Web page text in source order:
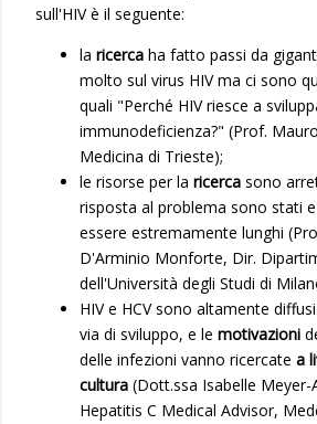
sull'HIV è il seguente:
la ricerca ha fatto passi da
molto sul virus HIV ma ci sono
quali "Perché HIV riesce a
immunodeficienza?" (Prof.
Medicina di Trieste);
le risorse per la ricerca sono
risposta al problema sono stati
essere estremamente lunghi
D'Arminio Monforte, Dir.
dell'Università degli Studi di
HIV e HCV sono altamente
via di sviluppo, e le motivazioni
delle infezioni vanno ricercate a
cultura (Dott.ssa Isabelle Meyer-
Hepatitis C Medical Advisor,